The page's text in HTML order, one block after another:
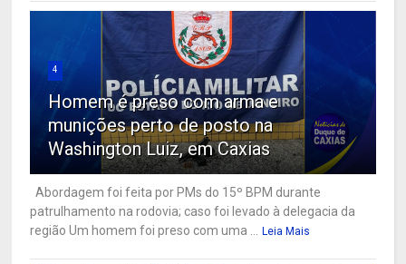
4
Homem é preso com arma e
munições perto de posto na
Washington Luiz, em Caxias
Abordagem foi feita por PMs do 15º BPM durante
patrulhamento na rodovia; caso foi levado à delegacia da
região Um homem foi preso com uma ...
Leia Mais